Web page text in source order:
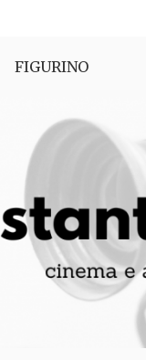
FIGURINO